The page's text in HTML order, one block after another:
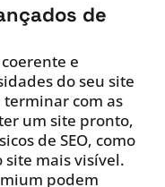
de
e
do seu site
com as
um site pronto,
de SEO, como
site mais visível.
podem